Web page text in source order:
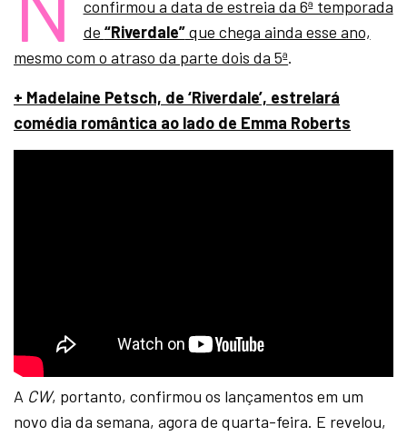
confirmou a data de estreia da 6ª temporada
de “Riverdale”que chega ainda esse ano,
mesmo com o atraso da parte dois da 5ª.
+ Madelaine Petsch, de ‘Riverdale’, estrelará
comédia romântica ao lado de Emma Roberts
A CW, portanto, confirmou os lançamentos em um
novo dia da semana, agora de quarta-feira. E revelou,